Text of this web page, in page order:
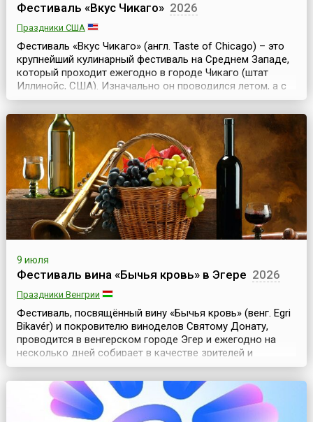
Фестиваль «Вкус Чикаго» 2026
Праздники США
Фестиваль «Вкус Чикаго» (англ. Taste of Chicago) – это
крупнейший кулинарный фестиваль на Среднем Западе,
который проходит ежегодно в городе Чикаго (штат
Иллинойс, США). Изначально он проводился летом, а с
2023 года его перенесли на сентябрь, а в 2026 году
вновь вернули на летний период.Начало традиции
проведения фестиваля было положено в 1980 году. Это
был однодневный праздник «Вкус Чикаго» в...
9 июля
Фестиваль вина «Бычья кровь» в Эгере 2026
Праздники Венгрии
Фестиваль, посвящённый вину «Бычья кровь» (венг. Egri
Bikavér) и покровителю виноделов Святому Донату,
проводится в венгерском городе Эгер и ежегодно на
несколько дней собирает в качестве зрителей и
участников не одну сотню тысяч туристов.По одной из
легенд, название знаменитого венгерского красного
вина «Бычья кровь» связано со временами турецкого
господства. При турецкой осаде Эгерской крепо...